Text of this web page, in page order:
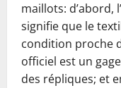
maillots: d’abord,
signifie que le
condition proche
officiel est un
des répliques; et